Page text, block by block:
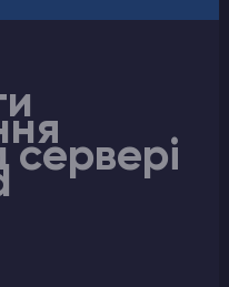
сервері